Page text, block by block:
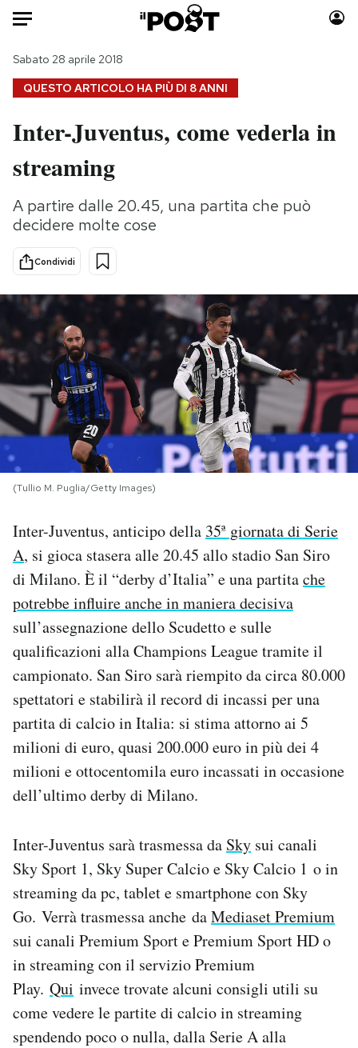
HOME
Italia
Politica
Tecnologia
Internet
Scienza
Cultura
Economia
Sport
Moda
Storie/Idee
Altrecose
Mondiali calcio 2026
PODCAST
NEWSLETTER
I MIEI PREFERITI
SHOP
CALENDARIO
AREA PERSONALE
Newsletter
Notifiche mobile
Regala il Post
Hai bisogno di aiuto?
Esci
QUESTO ARTICOLO HA PIÙ DI 8 ANNI
Sabato 28 aprile 2018
Inter-Juventus, come vederla in
streaming
A partire dalle 20.45, una partita che può
decidere molte cose
Condividi
(Tullio M. Puglia/Getty Images)
Inter-Juventus, anticipo della 35ª giornata di Serie
A, si gioca stasera alle 20.45 allo stadio San Siro
di Milano. È il “derby d’Italia” e una partitache
potrebbe influire anche in maniera decisiva
sull’assegnazione dello Scudetto e sulle
qualificazioni alla Champions League tramite il
campionato. San Siro sarà riempito da circa 80.000
spettatori e stabilirà il record di incassi per una
partita di calcio in Italia: si stima attorno ai 5
milioni di euro, quasi 200.000 euro in più dei 4
milioni e ottocentomila euro incassati in occasione
dell’ultimo derby di Milano.
Inter-Juventus sarà trasmessa da Sky sui canali
Sky Sport 1, Sky Super Calcio e Sky Calcio 1 o in
streaming da pc, tablet e smartphone con Sky
Go. Verrà trasmessa anche daMediaset Premium
sui canali Premium Sport e Premium Sport HD o
in streaming con il servizio Premium
Play. Qui invece trovate alcuni consigli utili su
come vedere le partite di calcio in streaming
spendendo poco o nulla, dalla Serie A alla